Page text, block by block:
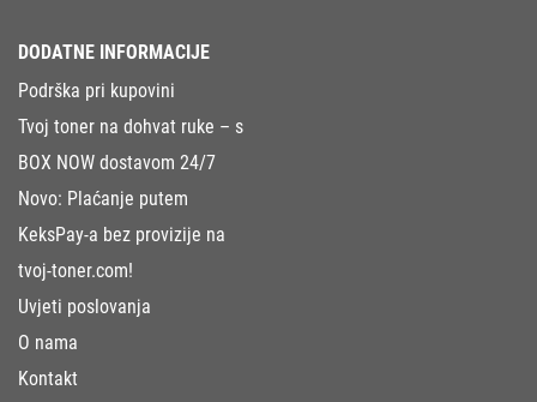
DODATNE INFORMACIJE
Podrška pri kupovini
Tvoj toner na dohvat ruke – s
BOX NOW dostavom 24/7
Novo: Plaćanje putem
KeksPay-a bez provizije na
tvoj-toner.com!
Uvjeti poslovanja
O nama
Kontakt